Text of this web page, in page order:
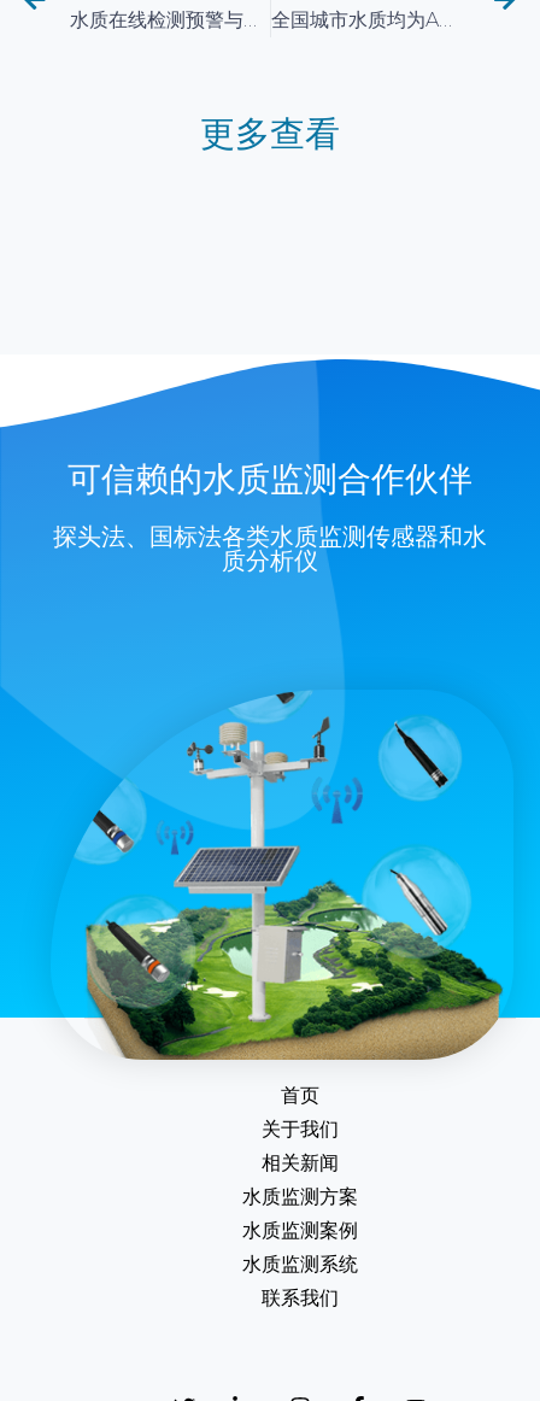
水质在线检测预警与应急处理机制 全国城市水质均为A类以上, 在线监测起着重要关键作用
更多查看
可信赖的水质监测合作伙伴
探头法、国标法各类水质监测传感器和水
质分析仪
首页
关于我们
相关新闻
水质监测方案
水质监测案例
水质监测系统
联系我们